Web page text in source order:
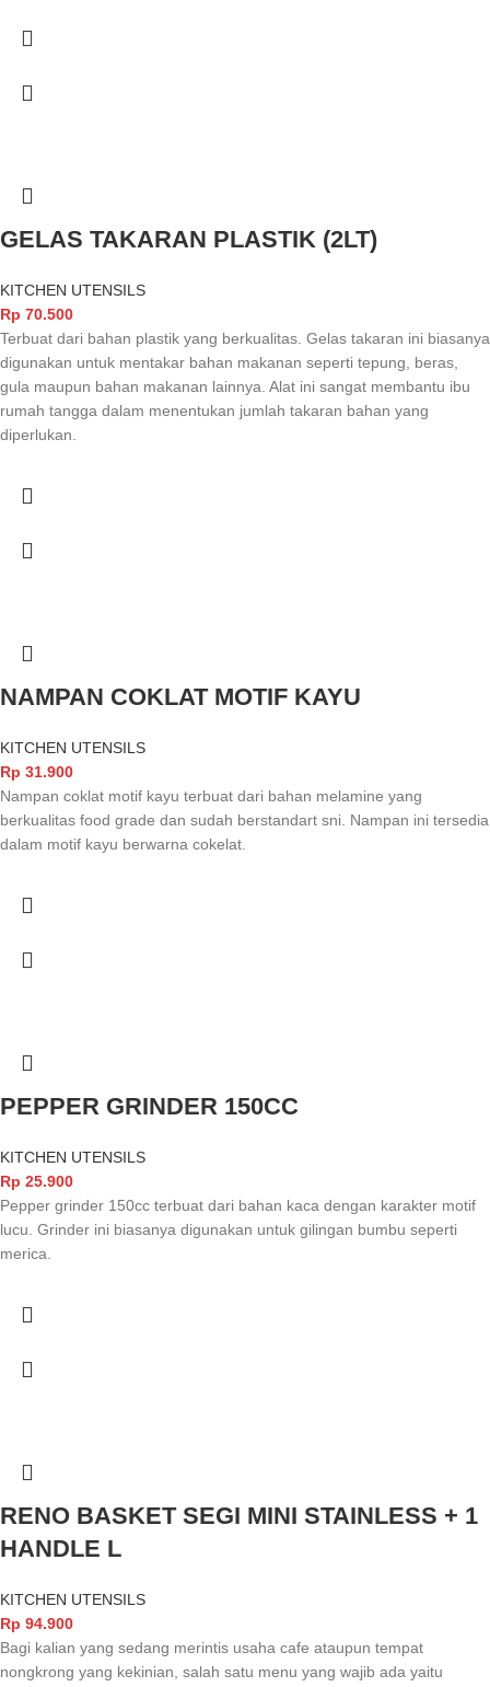
GELAS TAKARAN PLASTIK (2LT)
KITCHEN UTENSILS
Rp 70.500
Terbuat dari bahan plastik yang berkualitas. Gelas takaran ini biasanya
digunakan untuk mentakar bahan makanan seperti tepung, beras,
gula maupun bahan makanan lainnya. Alat ini sangat membantu ibu
rumah tangga dalam menentukan jumlah takaran bahan yang
diperlukan.
NAMPAN COKLAT MOTIF KAYU
KITCHEN UTENSILS
Rp 31.900
Nampan coklat motif kayu terbuat dari bahan melamine yang
berkualitas food grade dan sudah berstandart sni. Nampan ini tersedia
dalam motif kayu berwarna cokelat.
PEPPER GRINDER 150CC
KITCHEN UTENSILS
Rp 25.900
Pepper grinder 150cc terbuat dari bahan kaca dengan karakter motif
lucu. Grinder ini biasanya digunakan untuk gilingan bumbu seperti
merica.
RENO BASKET SEGI MINI STAINLESS + 1
HANDLE L
KITCHEN UTENSILS
Rp 94.900
Bagi kalian yang sedang merintis usaha cafe ataupun tempat
nongkrong yang kekinian, salah satu menu yang wajib ada yaitu